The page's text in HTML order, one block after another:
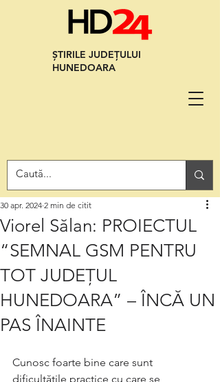
ȘTIRILE JUDEȚULUI
HUNEDOARA
Viorel Sălan: PROIECTUL
“SEMNAL GSM PENTRU
TOT JUDEȚUL
HUNEDOARA” – ÎNCĂ UN
PAS ÎNAINTE
30 apr. 2024 2 min de citit
Cunosc foarte bine care sunt
dificultățile practice cu care se